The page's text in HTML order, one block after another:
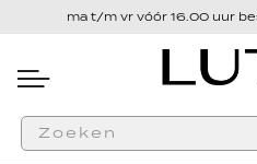
ma t/m vr vóór 16.00 uur